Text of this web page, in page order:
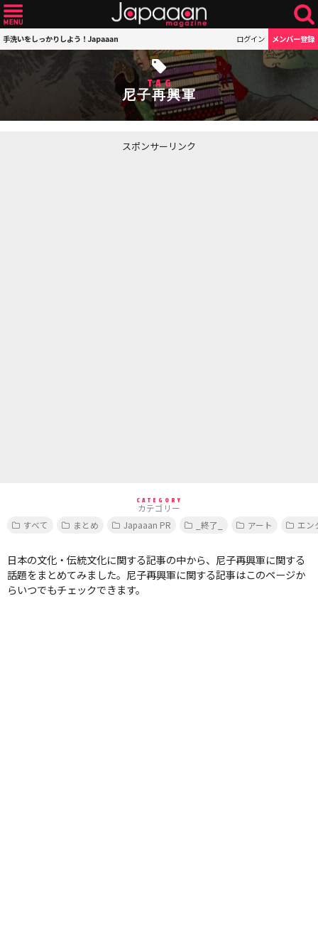
手洗いをしっかりしよう！Japaaan ログイン メンバー登録
TAG
尼子再興軍
スポンサーリンク
CATEGORY
カテゴリー
すべて
まとめ Japaaan PR _終了_ アート エン
日本の文化・伝統文化に関する記事の中から、尼子再興軍に関する
話題をまとめてみました。尼子再興軍に関する記事はこのページか
らいつでもチェックできます。